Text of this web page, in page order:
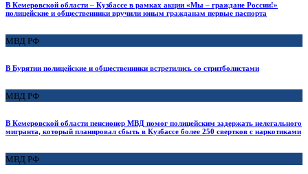
В Кемеровской области – Кузбассе в рамках акции «Мы – граждане России!»
полицейские и общественники вручили юным гражданам первые паспорта
МВД РФ
В Бурятии полицейские и общественники встретились со стритболистами
МВД РФ
В Кемеровской области пенсионер МВД помог полицейским задержать нелегального
мигранта, который планировал сбыть в Кузбассе более 250 свертков с наркотиками
МВД РФ